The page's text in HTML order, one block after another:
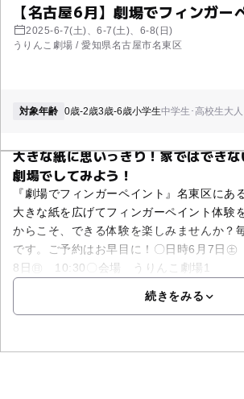
【名古屋6月】劇場でフィンガー
2025-6-7(土)、6-7(土)、6-8(日)
うりんこ劇場 / 愛知県名古屋市名東区
対象年齢 0歳-2歳3歳-6歳小学生中学生･高校生大人
大きな紙に思いっきり！家ではでき
劇場でしてみよう！
『劇場でフィンガーペイント』名東区にあ
大きな紙を広げてフィンガーペイント体験
からこそ、できる体験を楽しみませんか？
です。ご予約はお早目に！〇日時6月7日
8日㊐ 10:30〇会場 うりんこ劇場1
続きをみる